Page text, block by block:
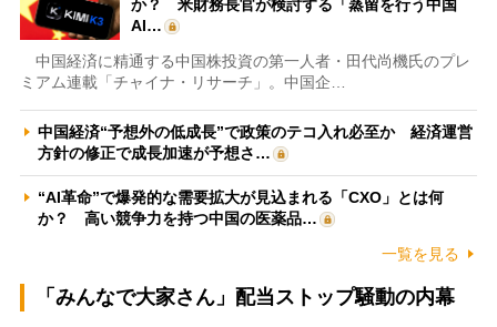
か？ 米財務長官が検討する「蒸留を行う中国
AI…
中国経済に精通する中国株投資の第一人者・田代尚機氏のプレ
ミアム連載「チャイナ・リサーチ」。中国企…
中国経済“予想外の低成長”で政策のテコ入れ必至か 経済運営
方針の修正で成長加速が予想さ…
“AI革命”で爆発的な需要拡大が見込まれる「CXO」とは何
か？ 高い競争力を持つ中国の医薬品…
一覧を見る
「みんなで大家さん」配当ストップ騒動の内幕